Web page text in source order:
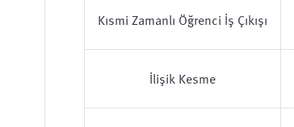
Kısmi Zamanlı Öğrenci İş Çıkışı
İlişik Kesme